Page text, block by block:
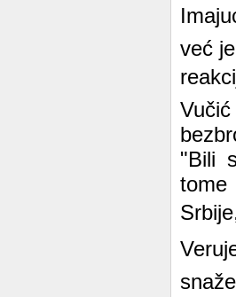
već
"Bili
tome